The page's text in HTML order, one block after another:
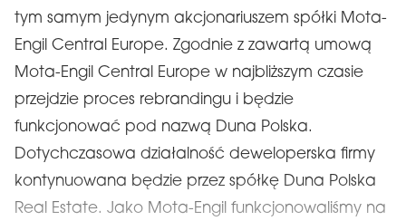
tym samym jedynym akcjonariuszem spółki Mota-
Engil Central Europe. Zgodnie z zawartą umową
Mota-Engil Central Europe w najbliższym czasie
przejdzie proces rebrandingu i będzie
funkcjonować pod nazwą Duna Polska.
Dotychczasowa działalność deweloperska firmy
kontynuowana będzie przez spółkę Duna Polska
Real Estate. Jako Mota-Engil funkcjonowaliśmy na